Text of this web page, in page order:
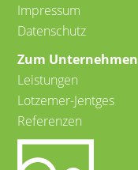
Impressum
Datenschutz
Zum Unternehmen
Leistungen
Lotzemer-Jentges
Referenzen